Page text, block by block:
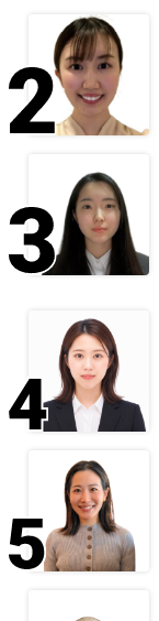
2
3
4
5